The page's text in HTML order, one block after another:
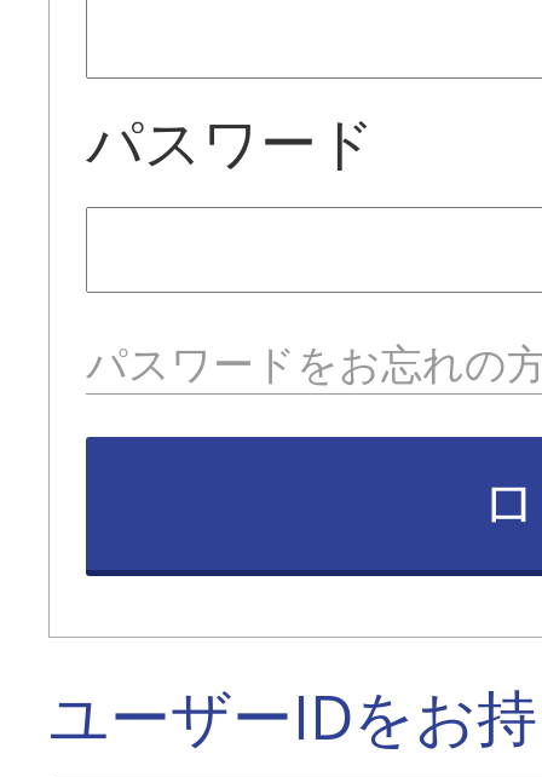
パスワード
パスワードをお忘れの
ユーザーIDをお